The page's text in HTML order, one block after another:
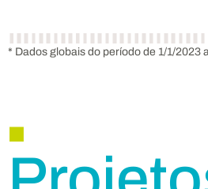
* Dados globais do período de 1/1/2023